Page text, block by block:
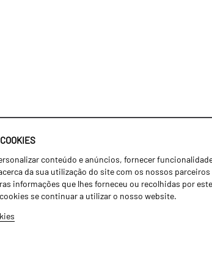
conteúdo e anúncios, fornecer
da sua utilização do site com os nossos
informações que lhes forneceu ou recolhidas por
se continuar a utilizar o nosso website.
Agricultura
Transportes
Gama Floresta